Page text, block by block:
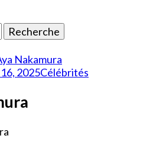
Nakamura
2025Célébrités